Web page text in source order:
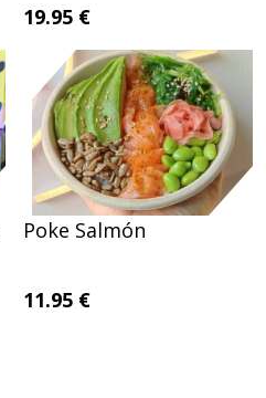
19.95 €
Poke Salmón
11.95 €